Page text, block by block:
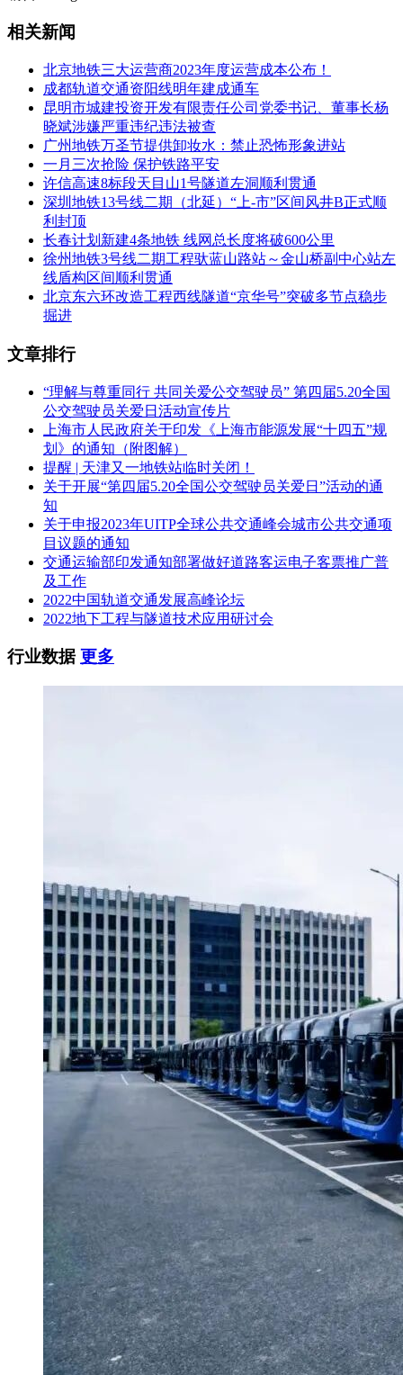
相关新闻
北京地铁三大运营商2023年度运营成本公布！
成都轨道交通资阳线明年建成通车
昆明市城建投资开发有限责任公司党委书记、董事长杨
晓斌涉嫌严重违纪违法被查
广州地铁万圣节提供卸妆水：禁止恐怖形象进站
一月三次抢险 保护铁路平安
许信高速8标段天目山1号隧道左洞顺利贯通
深圳地铁13号线二期（北延）“上-市”区间风井B正式顺
利封顶
长春计划新建4条地铁 线网总长度将破600公里
徐州地铁3号线二期工程驮蓝山路站～金山桥副中心站左
线盾构区间顺利贯通
北京东六环改造工程西线隧道“京华号”突破多节点稳步
掘进
文章排行
“理解与尊重同行 共同关爱公交驾驶员” 第四届5.20全国
公交驾驶员关爱日活动宣传片
上海市人民政府关于印发《上海市能源发展“十四五”规
划》的通知（附图解）
提醒 | 天津又一地铁站临时关闭！
关于开展“第四届5.20全国公交驾驶员关爱日”活动的通
知
关于申报2023年UITP全球公共交通峰会城市公共交通项
目议题的通知
交通运输部印发通知部署做好道路客运电子客票推广普
及工作
2022中国轨道交通发展高峰论坛
2022地下工程与隧道技术应用研讨会
行业数据更多